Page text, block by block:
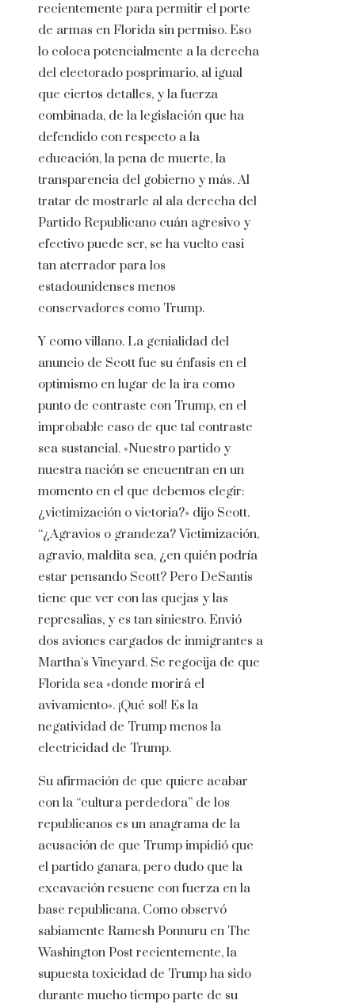
recientemente para permitir el porte
de armas en Florida sin permiso. Eso
lo coloca potencialmente a la derecha
del electorado posprimario, al igual
que ciertos detalles, y la fuerza
combinada, de la legislación que ha
defendido con respecto a la
educación, la pena de muerte, la
transparencia del gobierno y más. Al
tratar de mostrarle al ala derecha del
Partido Republicano cuán agresivo y
efectivo puede ser, se ha vuelto casi
tan aterrador para los
estadounidenses menos
conservadores como Trump.
Y como villano. La genialidad del
anuncio de Scott fue su énfasis en el
optimismo en lugar de la ira como
punto de contraste con Trump, en el
improbable caso de que tal contraste
sea sustancial. «Nuestro partido y
nuestra nación se encuentran en un
momento en el que debemos elegir:
¿victimización o victoria?» dijo Scott.
“¿Agravios o grandeza? Victimización,
agravio, maldita sea, ¿en quién podría
estar pensando Scott? Pero DeSantis
tiene que ver con las quejas y las
represalias, y es tan siniestro. Envió
dos aviones cargados de inmigrantes a
Martha’s Vineyard. Se regocija de que
Florida sea «donde morirá el
avivamiento». ¡Qué sol! Es la
negatividad de Trump menos la
electricidad de Trump.
Su afirmación de que quiere acabar
con la “cultura perdedora” de los
republicanos es un anagrama de la
acusación de que Trump impidió que
el partido ganara, pero dudo que la
excavación resuene con fuerza en la
base republicana. Como observó
sabiamente Ramesh Ponnuru en The
Washington Post recientemente, la
supuesta toxicidad de Trump ha sido
durante mucho tiempo parte de su